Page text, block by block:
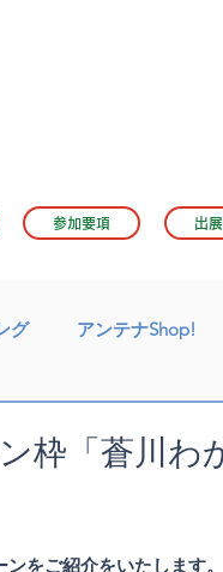
参加要項 出
グ アンテナShop!
枠「蒼川わ
ンをご紹介をいたします。